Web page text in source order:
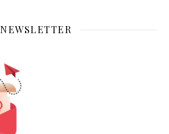
NEWSLETTER